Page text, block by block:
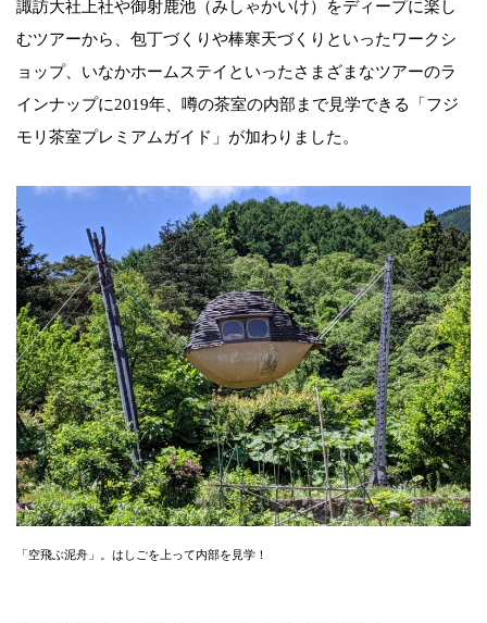
諏訪大社上社や御射鹿池（みしゃかいけ）をディープに楽し
むツアーから、包丁づくりや棒寒天づくりといったワークシ
ョップ、いなかホームステイといったさまざまなツアーのラ
インナップに2019年、噂の茶室の内部まで見学できる「フジ
モリ茶室プレミアムガイド」が加わりました。
「空飛ぶ泥舟」。はしごを上って内部を見学！